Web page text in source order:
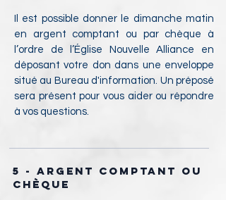
Il est possible donner le dimanche matin
en argent comptant ou par chèque à
l’ordre de l’Église Nouvelle Alliance en
déposant votre don dans une enveloppe
situé au Bureau d'information. Un préposé
sera présent pour vous aider ou répondre
à vos questions.
5 - argent comptant ou
Chèque